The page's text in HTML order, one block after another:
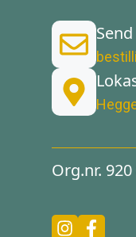
Org.nr.